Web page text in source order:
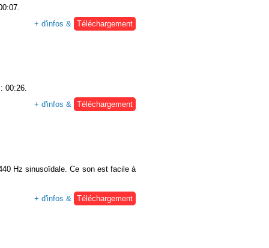
+ d'infos &
Téléchargement
00:26.
+ d'infos & Téléchargement
Hz sinusoïdale. Ce son est facile à
+ d'infos & Téléchargement